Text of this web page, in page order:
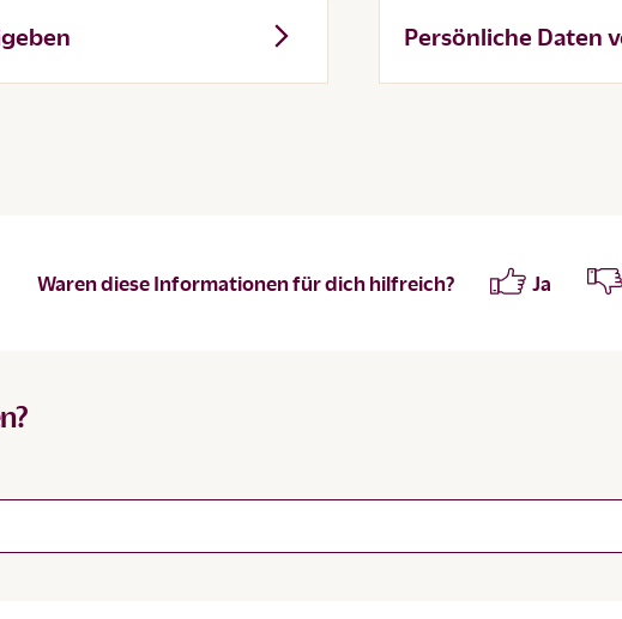
Persönliche Daten
Waren diese Informationen für dich hilfreich? Ja